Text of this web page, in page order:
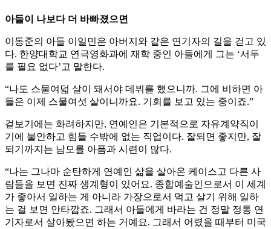
아들이 나보다 더 바빠졌으면
이동준의 아들 이일민은 아버지와 같은 연기자의 길을 걷고 있
다. 한양대학교 연극영화과에 재학 중인 아들에게 그는 ‘서두
를 필요 없다’고 말한다.
“나도 스물여덟 살이 돼서야 데뷔를 했으니까. 그에 비하면 아
들은 이제 스물여섯 살이니까요. 기회를 보고 있는 중이죠.”
겉보기에는 화려하지만, 연예인은 기본적으로 자유계약직이
기에 불안하고 힘들 수밖에 없는 직업이다. 잘되면 좋지만, 잘
되기까지는 남모를 아픔과 시련이 많다.
“나는 그나마 순탄하게 연예인 삶을 살아온 케이스고 다른 사
람들을 보면 진짜 생계형이 있어요. 종합예술인으로서 이 세계
가 좋아서 일하는 게 아니라 가장으로서 먹고 살기 위해 일하
는 걸 보면 안타깝죠. 그래서 아들에게 바라는 건 정말 정통 연
기자로서 살아봤으면 하는 거예요. 그래서 어렸을 때부터 미국